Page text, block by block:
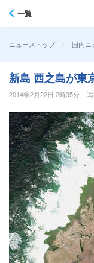
一覧
ニューストップ > 国内ニ
新島 西之島が東
2014年2月22日 2時35分